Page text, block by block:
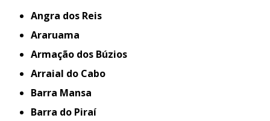
Angra dos Reis
Araruama
Armação dos Búzios
Arraial do Cabo
Barra Mansa
Barra do Piraí